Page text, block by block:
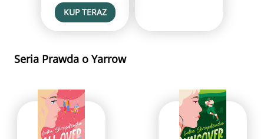
KUP TERAZ
Seria Prawda o Yarrow